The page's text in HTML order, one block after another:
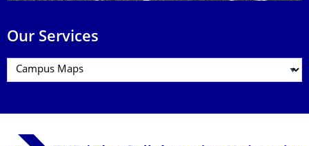
Our Services